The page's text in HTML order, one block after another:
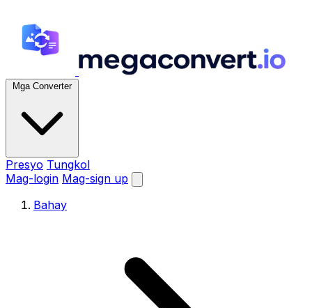
Mga Converter
Presyo Tungkol
Mag-login Mag-sign up
Bahay